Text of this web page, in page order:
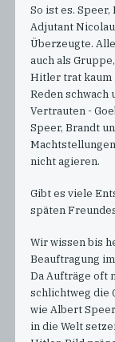
So ist es.
Adjutant
Überzeugte.
auch als
Hitler trat kaum
Reden
Vertrauten -
Speer, Brandt
nicht agieren.
Gibt es viele
späten
Wir wissen bis
Beauftragung
Da Aufträge oft
schlichtweg die
wie Albert
in die Welt